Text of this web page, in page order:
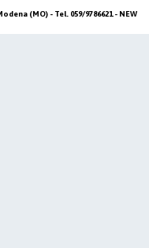
(MO) - Tel. 059/9786621 - NEW